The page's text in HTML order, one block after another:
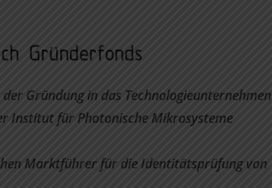
Gründung in das Technologieunternehmen
Institut für Photonische Mikrosysteme
Marktführer für die Identitätsprüfung von